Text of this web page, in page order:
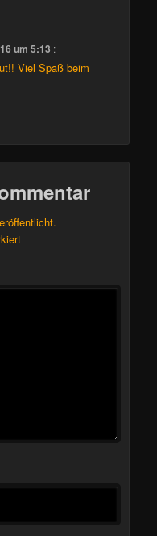
um 5:13 :
Viel Spaß beim